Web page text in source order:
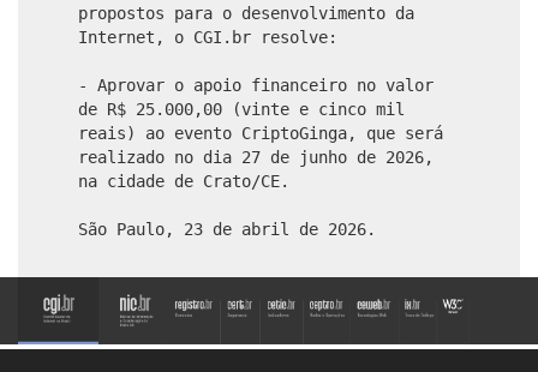
propostos para o desenvolvimento da
Internet, o CGI.br resolve:
- Aprovar o apoio financeiro no valor
de R$ 25.000,00 (vinte e cinco mil
reais) ao evento CriptoGinga, que será
realizado no dia 27 de junho de 2026,
na cidade de Crato/CE.
São Paulo, 23 de abril de 2026.